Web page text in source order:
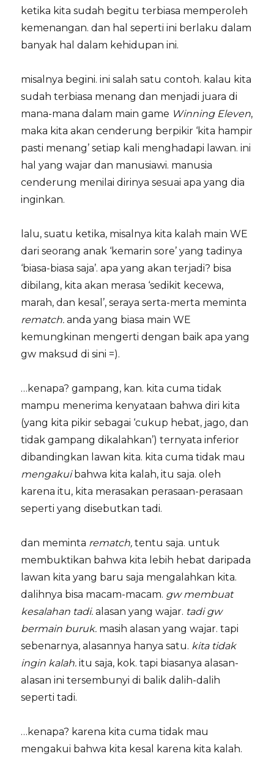
ketika kita sudah begitu terbiasa memperoleh
kemenangan. dan hal seperti ini berlaku dalam
banyak hal dalam kehidupan ini.
misalnya begini. ini salah satu contoh. kalau kita
sudah terbiasa menang dan menjadi juara di
mana-mana dalam main game Winning Eleven,
maka kita akan cenderung berpikir ‘kita hampir
pasti menang’ setiap kali menghadapi lawan. ini
hal yang wajar dan manusiawi. manusia
cenderung menilai dirinya sesuai apa yang dia
inginkan.
lalu, suatu ketika, misalnya kita kalah main WE
dari seorang anak ‘kemarin sore’ yang tadinya
‘biasa-biasa saja’. apa yang akan terjadi? bisa
dibilang, kita akan merasa ‘sedikit kecewa,
marah, dan kesal’, seraya serta-merta meminta
rematch.anda yang biasa main WE
kemungkinan mengerti dengan baik apa yang
gw maksud di sini =).
…kenapa? gampang, kan. kita cuma tidak
mampu menerima kenyataan bahwa diri kita
(yang kita pikir sebagai ‘cukup hebat, jago, dan
tidak gampang dikalahkan’) ternyata inferior
dibandingkan lawan kita. kita cuma tidak mau
mengakuibahwa kita kalah, itu saja. oleh
karena itu, kita merasakan perasaan-perasaan
seperti yang disebutkan tadi.
dan meminta rematch,tentu saja. untuk
membuktikan bahwa kita lebih hebat daripada
lawan kita yang baru saja mengalahkan kita.
dalihnya bisa macam-macam. gw membuat
kesalahan tadi.alasan yang wajar. tadi gw
bermain buruk. masih alasan yang wajar. tapi
sebenarnya, alasannya hanya satu. kita tidak
ingin kalah.itu saja, kok. tapi biasanya alasan-
alasan ini tersembunyi di balik dalih-dalih
seperti tadi.
…kenapa? karena kita cuma tidak mau
mengakui bahwa kita kesal karena kita kalah.